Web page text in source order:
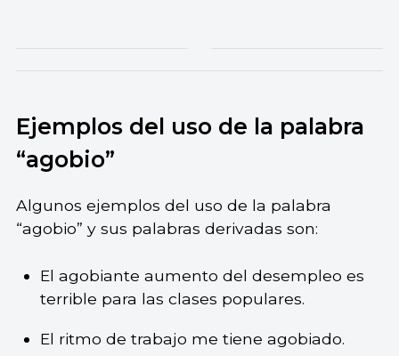
Ejemplos del uso de la palabra
“agobio”
Algunos ejemplos del uso de la palabra
“agobio” y sus palabras derivadas son:
El agobiante aumento del desempleo es
terrible para las clases populares.
El ritmo de trabajo me tiene agobiado.